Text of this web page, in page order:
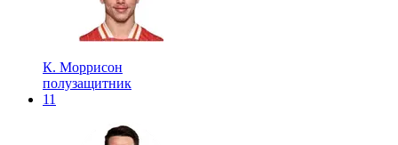
К. Моррисон
полузащитник
11